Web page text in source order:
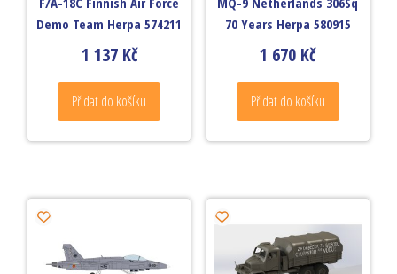
Demo Team Herpa 574211
1 137 Kč
Přidat do košíku
70 Years Herpa 580915
1 670 Kč
Přidat do košíku